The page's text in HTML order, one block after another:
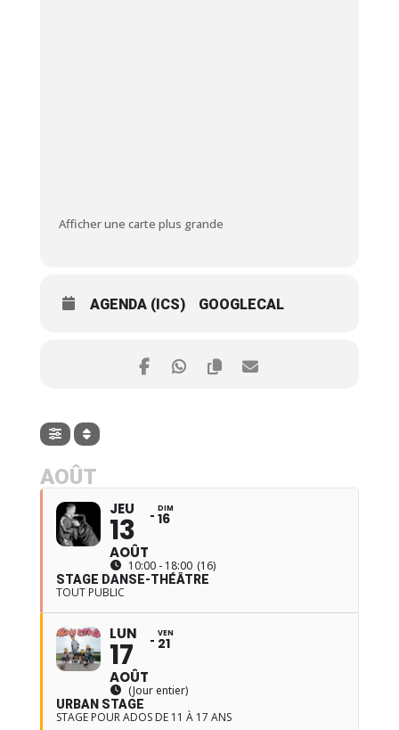
Afficher une carte plus grande
AGENDA (ICS) GOOGLECAL
AOÛT
JEU
13
AOÛT
DIM
16
10:00 - 18:00 (16)
STAGE DANSE-THÉÂTRE
TOUT PUBLIC
LUN
17
AOÛT
VEN
21
(Jour entier)
URBAN STAGE
STAGE POUR ADOS DE 11 À 17 ANS